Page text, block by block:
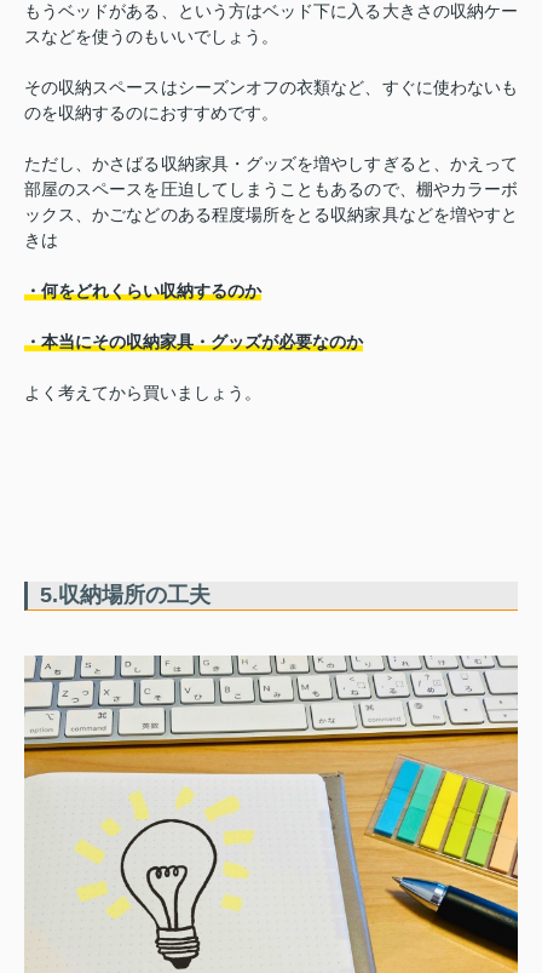
もうベッドがある、という方はベッド下に入る大きさの収納ケー
スなどを使うのもいいでしょう。
その収納スペースはシーズンオフの衣類など、すぐに使わないも
のを収納するのにおすすめです。
ただし、かさばる収納家具・グッズを増やしすぎると、かえって
部屋のスペースを圧迫してしまうこともあるので、棚やカラーボ
ックス、かごなどのある程度場所をとる収納家具などを増やすと
きは
・何をどれくらい収納するのか
・本当にその収納家具・グッズが必要なのか
よく考えてから買いましょう。
5.収納場所の工夫